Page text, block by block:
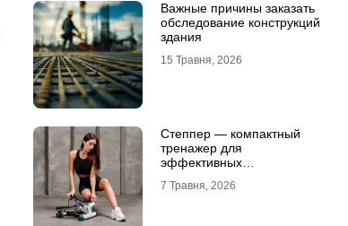
Важные причины заказать
обследование конструкций
здания
15 Травня, 2026
Степпер — компактный
тренажер для
эффективных
7 Травня, 2026